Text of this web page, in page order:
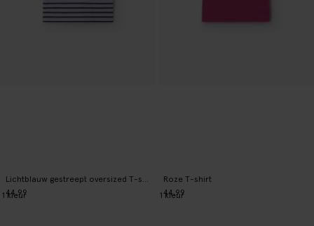
Lichtblauw gestreept oversized T-shirt
44.99
1kleur
Roze T-shirt
44.99
1kleur